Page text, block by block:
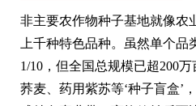
非主要农作物种子基地就像农
上千种特色品种。虽然单个
1/10，但全国总规模已超200
荞麦、药用紫苏等‘种子盲盒’